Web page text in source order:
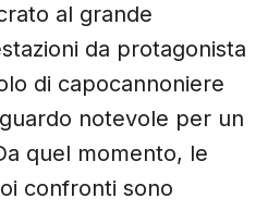
al grande
da protagonista
di capocannoniere
notevole per un
quel momento, le
confronti sono